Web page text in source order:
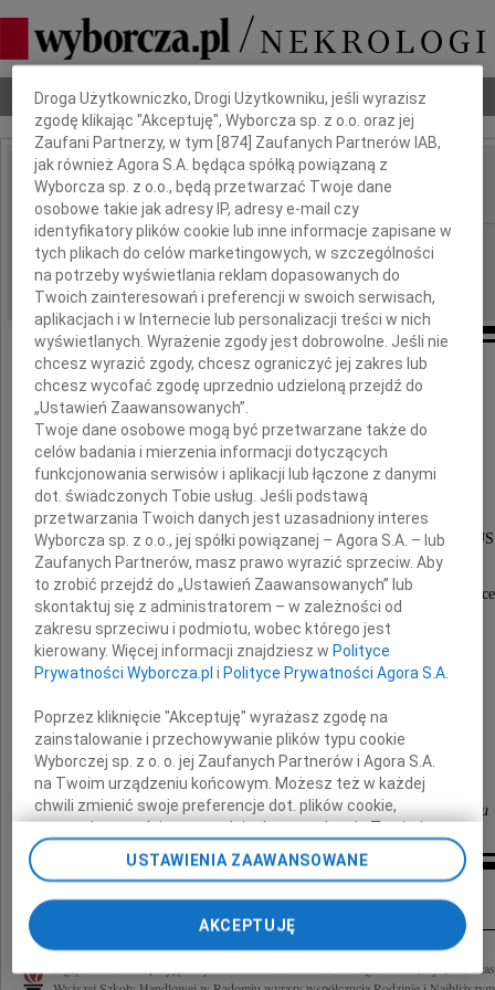
Nekrologi Odeszli Poradnik pogrzebowy
IMIĘ I NAZWISKO: Władysław Błaszko
REGION: Radom
DATA EMISJI: 03.09.2014
Z wielkim żalem i smutkiem
przyjęliśmy wiadomość o śmierci
Pana
Władysława Błaszko
wieloletniego pracownika Sieci Szkół
Składamy wyrazy głębokiego współczucia Córce
Pani
Katarzynie Błaszko
oraz najbliższej Rodzinie
Pracownicy Centrali oraz oddziału w Radomiu
Inne kondolencje
Z głębokim żalem przyjęliśmy wiadomość o śmierci Pana mgr. inż. Władysława
Dbamy o Twoją prywatność
Droga Użytkowniczko, Drogi Użytkowniku, jeśli wyrazisz
zgodę klikając "Akceptuję", Wyborcza sp. z o.o. oraz jej
Zaufani Partnerzy, w tym [874 ] Zaufanych Partnerów IAB,
jak również Agora S.A. będąca spółką powiązaną z
Wyborcza sp. z o.o., będą przetwarzać Twoje dane
osobowe takie jak adresy IP, adresy e-mail czy
identyfikatory plików cookie lub inne informacje zapisane w
tych plikach do celów marketingowych, w szczególności
na potrzeby wyświetlania reklam dopasowanych do
Twoich zainteresowań i preferencji w swoich serwisach,
aplikacjach i w Internecie lub personalizacji treści w nich
wyświetlanych. Wyrażenie zgody jest dobrowolne. Jeśli nie
chcesz wyrazić zgody, chcesz ograniczyć jej zakres lub
chcesz wycofać zgodę uprzednio udzieloną przejdź do
„Ustawień Zaawansowanych”.
Twoje dane osobowe mogą być przetwarzane także do
celów badania i mierzenia informacji dotyczących
funkcjonowania serwisów i aplikacji lub łączone z danymi
dot. świadczonych Tobie usług. Jeśli podstawą
przetwarzania Twoich danych jest uzasadniony interes
Wyborcza sp. z o.o., jej spółki powiązanej – Agora S.A. – lub
Zaufanych Partnerów, masz prawo wyrazić sprzeciw. Aby
to zrobić przejdź do „Ustawień Zaawansowanych” lub
skontaktuj się z administratorem – w zależności od
zakresu sprzeciwu i podmiotu, wobec którego jest
kierowany. Więcej informacji znajdziesz w Polityce
Prywatności Wyborcza.pl i Polityce Prywatności Agora S.A.
Poprzez kliknięcie "Akceptuję" wyrażasz zgodę na
zainstalowanie i przechowywanie plików typu cookie
Wyborczej sp. z o. o. jej Zaufanych Partnerów i Agora S.A.
na Twoim urządzeniu końcowym. Możesz też w każdej
chwili zmienić swoje preferencje dot. plików cookie,
ponownie wywołując narzędzie do zarządzania Twoimi
preferencjami dot. przetwarzania danych poprzez
odnośnik „Ustawienia prywatności” w stopce serwisu i
Zmiana ustawień plików cookie możliwa jest także za
pomocą ustawień przeglądarki.
My, nasi Zaufani Partnerzy i Agora S.A. możemy
USTAWIENIA ZAAWANSOWANE
AKCEPTUJĘ